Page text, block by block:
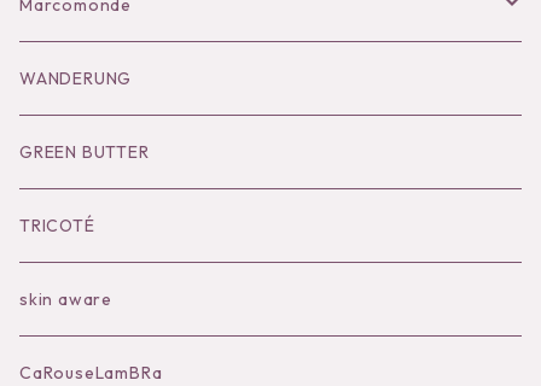
Goods
Socks
Shoes
Bilitis dix-sept ans
Tutu
Inner
Outer
Bag
Accessories
Outer
Goods
Marcomonde
Socks
Goods
WANDERUNG
GREEN BUTTER
TRICOTÉ
skin aware
CaRouseLamBRa